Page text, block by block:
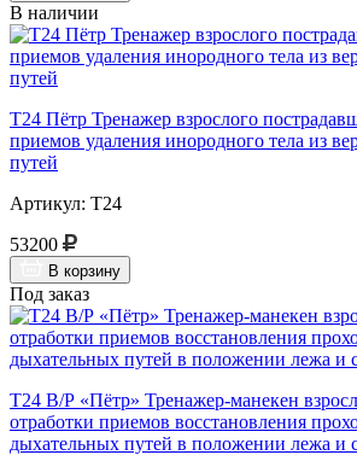
В наличии
Т24 Пётр Тренажер взрослого
приемов удаления инородного тела из
путей
Артикул: Т24
53200
В корзину
Под заказ
Т24 В/Р «Пётр» Тренажер-манекен
отработки приемов восстановления
дыхательных путей в положении лежа и